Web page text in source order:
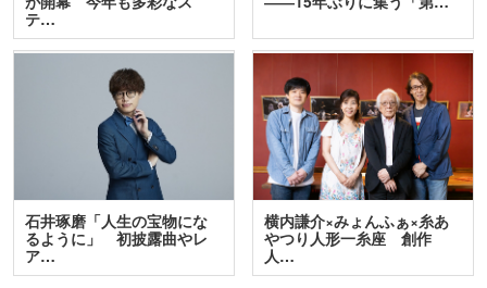
テ…
石井琢磨「人生の宝物にな
るように」 初披露曲やレ
ア…
横内謙介×みょんふぁ×糸あ
やつり人形一糸座 創作
人…